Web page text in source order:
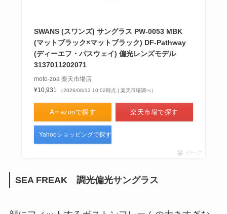
SWANS (スワンズ) サングラス PW-0053 MBK
(マットブラック×マットブラック) DF-Pathway
(ディーエフ・パスウェイ) 偏光レンズモデル
3137011202071
moto-zoa 楽天市場店
¥10,931
（2026/06/13 10:02時点 | 楽天市場調べ）
Amazonで探す 楽天市場で探す
Yahooショッピングで探す
ポチップ
SEA FREAK 調光偏光サングラス